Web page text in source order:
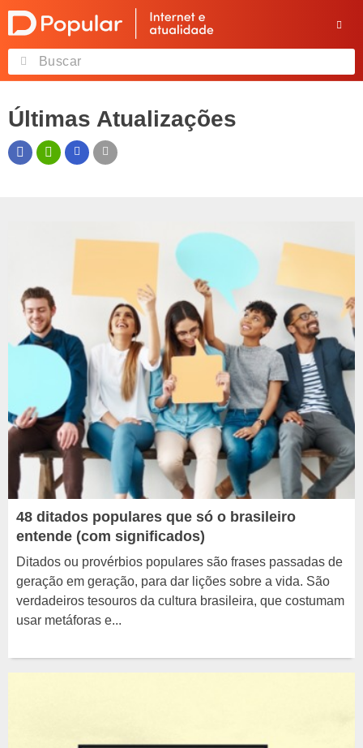
Últimas Atualizações
48 ditados populares que só o brasileiro
entende (com significados)
Ditados ou provérbios populares são frases passadas de
geração em geração, para dar lições sobre a vida. São
verdadeiros tesouros da cultura brasileira, que costumam
usar metáforas e...